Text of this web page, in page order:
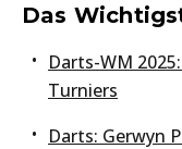
Das
Darts-WM
Turniers
Darts: Gerwyn